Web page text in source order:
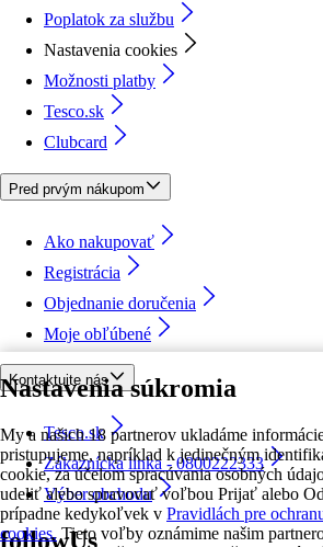
Nastavenia súkromia
My a našich 18 partnerov ukladáme
pristupujeme, napríklad k jedinečným
cookie, za účelom spracúvania osobných
udeliť alebo spravovať voľbou Prijať alebo
prípadne kedykoľvek v Pravidlách pre
cookies. Tieto voľby oznámime našim
Poplatok za službu
Nastavenia cookies
Možnosti platby
Tesco.sk
Clubcard
Pred prvým nákupom
Ako nakupovať
Registrácia
Objednanie doručenia
Moje obľúbené
Kontaktujte nás
Tesco.sk
Zákaznícka linka - 0800222333
Výber obchodu
followUs